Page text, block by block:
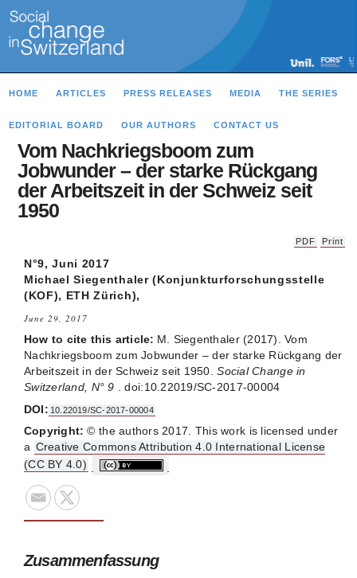
HOME ARTICLES PRESS RELEASES MEDIA THE SERIES
EDITORIAL BOARD OUR AUTHORS CONTACT US
Vom Nachkriegsboom zum
Jobwunder – der starke Rückgang
der Arbeitszeit in der Schweiz seit
1950
PDF Print
N°9, Juni 2017
Michael Siegenthaler (Konjunkturforschungsstelle
(KOF), ETH Zürich),
June 29, 2017
How to cite this article: M. Siegenthaler (2017). Vom
Nachkriegsboom zum Jobwunder – der starke Rückgang der
Arbeitszeit in der Schweiz seit 1950.Social Change in
Switzerland, N° 9 . doi:10.22019/SC-2017-00004
DOI: 10.22019/SC-2017-00004
Copyright:© the authors 2017. This work is licensed under
a Creative Commons Attribution 4.0 International License
(CC BY 4.0)
Zusammenfassung